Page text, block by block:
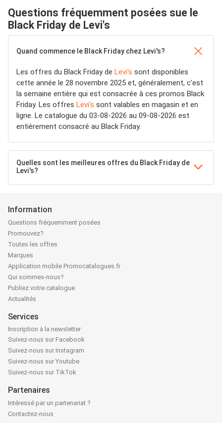
Questions fréquemment posées sue le
Black Friday de Levi's
Quand commence le Black Friday chez Levi's?
Les offres du Black Friday de Levi's sont disponibles
cette année le 28 novembre 2025 et, généralement, c'est
la semaine entière qui est consacrée à ces promos Black
Friday. Les offres Levi's sont valables en magasin et en
ligne. Le catalogue du 03-08-2026 au 09-08-2026 est
entièrement consacré au Black Friday.
Quelles sont les meilleures offres du Black Friday de
Levi's?
Information
Questions fréquemment posées
Promouvez?
Toutes les offres
Marques
Application mobile Promocatalogues.fr
Qui sommes-nous?
Publiez votre catalogue
Actualités
Services
Inscription à la newsletter
Suivez-nous sur Facebook
Suivez-nous sur Instagram
Suivez-nous sur Youtube
Suivez-nous sur TikTok
Partenaires
Intéressé par un partenariat ?
Contactez-nous